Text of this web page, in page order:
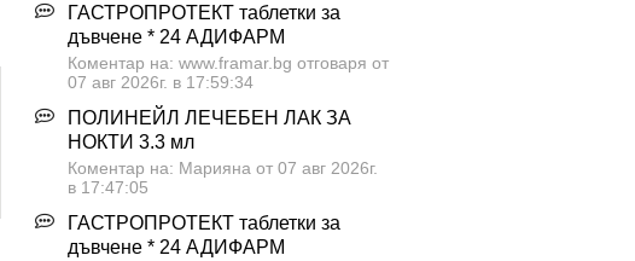
ГАСТРОПРОТЕКТ таблетки за
дъвчене * 24 АДИФАРМ
Коментар на: www.framar.bg отговаря от
07 авг 2026г. в 17:59:34
ПОЛИНЕЙЛ ЛЕЧЕБЕН ЛАК ЗА
НОКТИ 3.3 мл
Коментар на: Марияна от 07 авг 2026г.
в 17:47:05
ГАСТРОПРОТЕКТ таблетки за
дъвчене * 24 АДИФАРМ